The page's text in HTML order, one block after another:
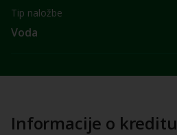
Tip naložbe
Voda
Informacije o kreditu